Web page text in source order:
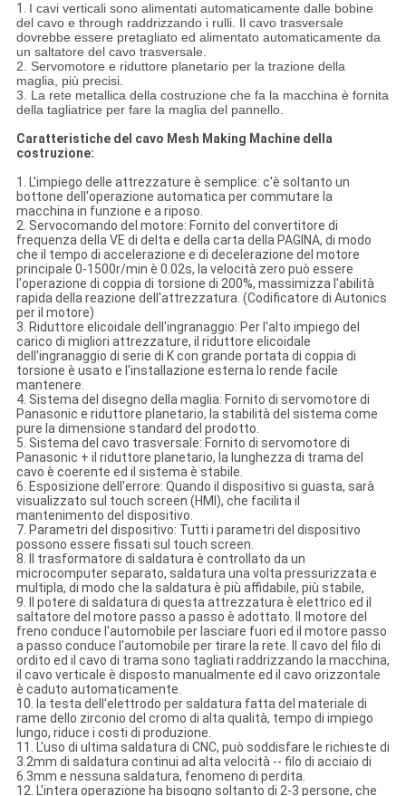
1. I cavi verticali sono alimentati automaticamente dalle bobine
del cavo e through raddrizzando i rulli. Il cavo trasversale
dovrebbe essere pretagliato ed alimentato automaticamente da
un saltatore del cavo trasversale.
2. Servomotore e riduttore planetario per la trazione della
maglia, più precisi.
3. La rete metallica della costruzione che fa la macchina è fornita
della tagliatrice per fare la maglia del pannello.
Caratteristiche del cavo Mesh Making Machine della
costruzione:
1. L'impiego delle attrezzature è semplice: c'è soltanto un
bottone dell'operazione automatica per commutare la
macchina in funzione e a riposo.
2. Servocomando del motore: Fornito del convertitore di
frequenza della VE di delta e della carta della PAGINA, di modo
che il tempo di accelerazione e di decelerazione del motore
principale 0-1500r/min è 0.02s, la velocità zero può essere
l'operazione di coppia di torsione di 200%, massimizza l'abilità
rapida della reazione dell'attrezzatura. (Codificatore di Autonics
per il motore)
3. Riduttore elicoidale dell'ingranaggio: Per l'alto impiego del
carico di migliori attrezzature, il riduttore elicoidale
dell'ingranaggio di serie di K con grande portata di coppia di
torsione è usato e l'installazione esterna lo rende facile
mantenere.
4. Sistema del disegno della maglia: Fornito di servomotore di
Panasonic e riduttore planetario, la stabilità del sistema come
pure la dimensione standard del prodotto.
5. Sistema del cavo trasversale: Fornito di servomotore di
Panasonic + il riduttore planetario, la lunghezza di trama del
cavo è coerente ed il sistema è stabile.
6. Esposizione dell'errore: Quando il dispositivo si guasta, sarà
visualizzato sul touch screen (HMI), che facilita il
mantenimento del dispositivo.
7. Parametri del dispositivo: Tutti i parametri del dispositivo
possono essere fissati sul touch screen.
8. Il trasformatore di saldatura è controllato da un
microcomputer separato, saldatura una volta pressurizzata e
multipla, di modo che la saldatura è più affidabile, più stabile,
9. Il potere di saldatura di questa attrezzatura è elettrico ed il
saltatore del motore passo a passo è adottato. Il motore del
freno conduce l'automobile per lasciare fuori ed il motore passo
a passo conduce l'automobile per tirare la rete. Il cavo del filo di
ordito ed il cavo di trama sono tagliati raddrizzando la macchina,
il cavo verticale è disposto manualmente ed il cavo orizzontale
è caduto automaticamente.
10. la testa dell'elettrodo per saldatura fatta del materiale di
rame dello zirconio del cromo di alta qualità, tempo di impiego
lungo, riduce i costi di produzione.
11. L'uso di ultima saldatura di CNC, può soddisfare le richieste di
3.2mm di saldatura continui ad alta velocità -- filo di acciaio di
6.3mm e nessuna saldatura, fenomeno di perdita.
12. L'intera operazione ha bisogno soltanto di 2-3 persone, che